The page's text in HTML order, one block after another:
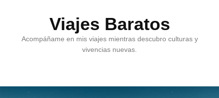
Viajes Baratos
Acompáñame en mis viajes mientras descubro culturas y
vivencias nuevas.